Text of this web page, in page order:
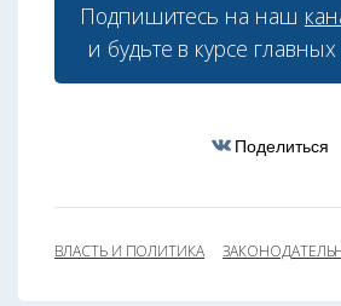
Подпишитесь на наш
и будьте в курсе
Поделиться
ВЛАСТЬ И ПОЛИТИКА